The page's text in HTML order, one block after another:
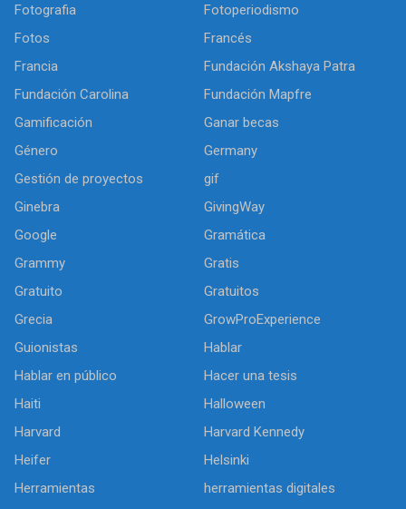
Fotografia
Fotoperiodismo
Fotos
Francés
Francia
Fundación Akshaya Patra
Fundación Carolina
Fundación Mapfre
Gamificación
Ganar becas
Género
Germany
Gestión de proyectos
gif
Ginebra
GivingWay
Google
Gramática
Grammy
Gratis
Gratuito
Gratuitos
Grecia
GrowProExperience
Guionistas
Hablar
Hablar en público
Hacer una tesis
Haiti
Halloween
Harvard
Harvard Kennedy
Heifer
Helsinki
Herramientas
herramientas digitales